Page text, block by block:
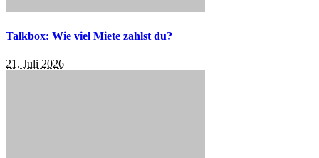
Talkbox: Wie viel Miete zahlst du?
21. Juli 2026